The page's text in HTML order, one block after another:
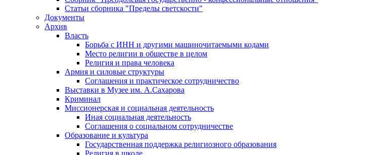
Статьи сборника "Пределы светскости"
Документы
Архив
Власть
Борьба с ИНН и другими машиночитаемыми кодами
Место религии в обществе в целом
Религия и права человека
Армия и силовые структуры
Соглашения и практическое сотрудничество
Выставки в Музее им. А.Сахарова
Криминал
Миссионерская и социальная деятельность
Иная социальная деятельность
Соглашения о социальном сотрудничестве
Образование и культура
Государственная поддержка религиозного образования